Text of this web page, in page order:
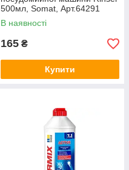
500мл, Somat, Арт.64291
В наявності
165 ₴
Купити